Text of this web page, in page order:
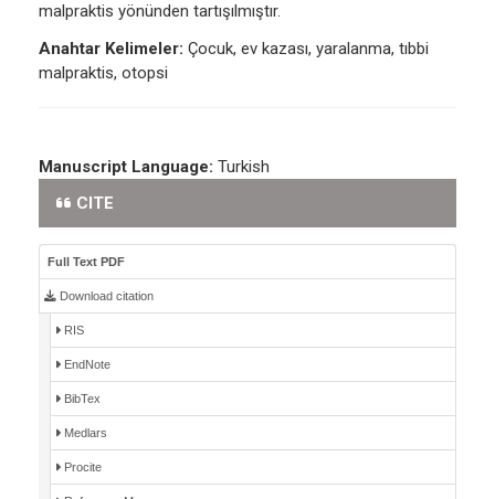
malpraktis yönünden tartışılmıştır.
Anahtar Kelimeler: Çocuk, ev kazası, yaralanma, tıbbi
malpraktis, otopsi
Manuscript Language: Turkish
CITE
Full Text PDF
Download citation
RIS
EndNote
BibTex
Medlars
Procite